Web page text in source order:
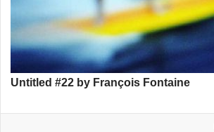
Untitled #22 by François Fontaine